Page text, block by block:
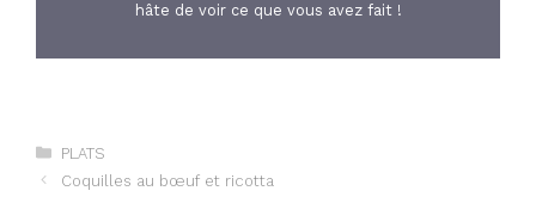
hâte de voir ce que vous avez fait !
Catégories
PLATS
Coquilles au bœuf et ricotta